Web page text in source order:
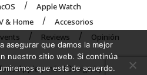
Apple Watch
& Home
Accesorios
Reviews Opinión
Apple y más | Design byUNXON
asegurar que damos la mejor
nuestro sitio web. Si continúa
que está de acuerdo.